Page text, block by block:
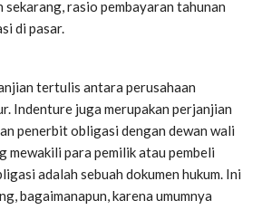
rasio pembayaran tahunan
di pasar.
tertulis antara perusahaan
Indenture juga merupakan perjanjian
penerbit obligasi dengan dewan wali
mewakili para pemilik atau pembeli
adalah sebuah dokumen hukum. Ini
bagaimanapun, karena umumnya